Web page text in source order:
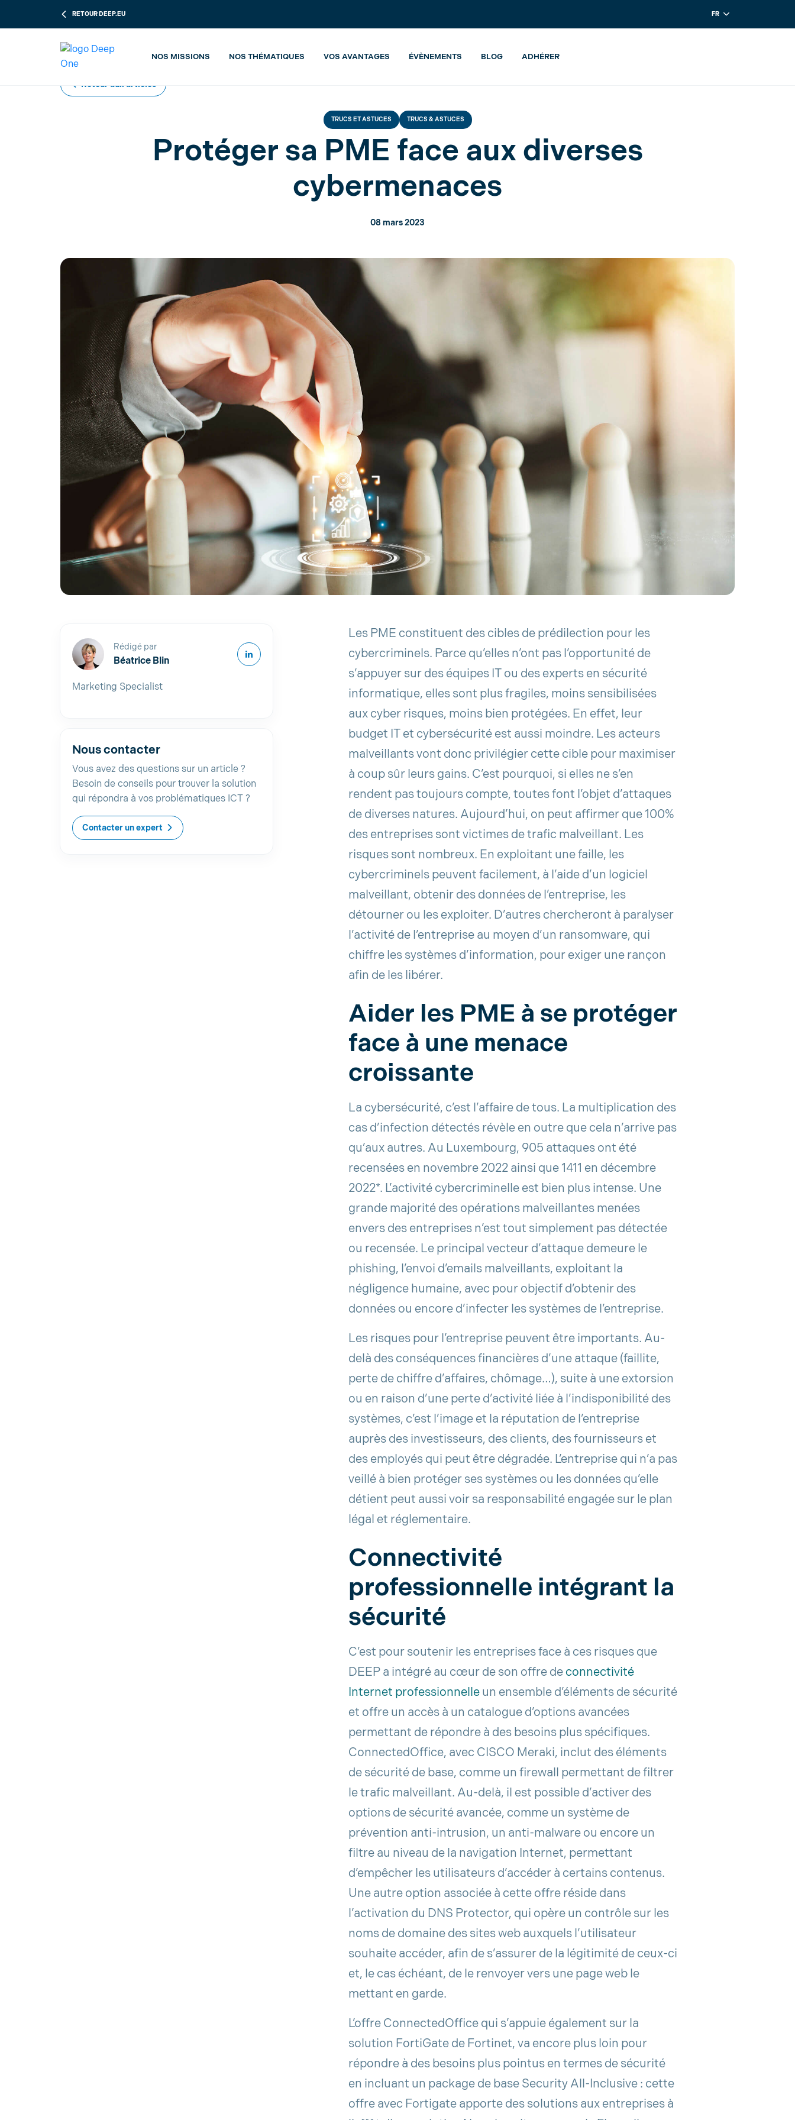
RETOUR DEEP.EU FR
NOS MISSIONS NOS THÉMATIQUES VOS AVANTAGES ÉVÈNEMENTS BLOG ADHÉRER
Accueil
Retour aux articles
TRUCS ET ASTUCES TRUCS & ASTUCES
Protéger sa PME face aux diverses
cybermenaces
08 mars 2023
Les PME constituent des cibles de prédilection pour les
cybercriminels. Parce qu’elles n’ont pas l’opportunité de
s’appuyer sur des équipes IT ou des experts en sécurité
informatique, elles sont plus fragiles, moins sensibilisées
aux cyber risques, moins bien protégées. En effet, leur
budget IT et cybersécurité est aussi moindre. Les acteurs
malveillants vont donc privilégier cette cible pour maximiser
à coup sûr leurs gains. C’est pourquoi, si elles ne s’en
rendent pas toujours compte, toutes font l’objet d’attaques
de diverses natures. Aujourd’hui, on peut affirmer que 100%
des entreprises sont victimes de trafic malveillant. Les
risques sont nombreux. En exploitant une faille, les
cybercriminels peuvent facilement, à l’aide d’un logiciel
malveillant, obtenir des données de l’entreprise, les
détourner ou les exploiter. D’autres chercheront à paralyser
l’activité de l’entreprise au moyen d’un ransomware, qui
chiffre les systèmes d’information, pour exiger une rançon
afin de les libérer.
Aider les PME à se protéger
face à une menace
croissante
La cybersécurité, c’est l’affaire de tous. La multiplication des
cas d’infection détectés révèle en outre que cela n’arrive pas
qu’aux autres. Au Luxembourg, 905 attaques ont été
recensées en novembre 2022 ainsi que 1411 en décembre
2022*. L’activité cybercriminelle est bien plus intense. Une
grande majorité des opérations malveillantes menées
envers des entreprises n’est tout simplement pas détectée
ou recensée. Le principal vecteur d’attaque demeure le
phishing, l’envoi d’emails malveillants, exploitant la
négligence humaine, avec pour objectif d’obtenir des
données ou encore d’infecter les systèmes de l’entreprise.
Les risques pour l’entreprise peuvent être importants. Au-
delà des conséquences financières d’une attaque (faillite,
perte de chiffre d’affaires, chômage…), suite à une extorsion
ou en raison d’une perte d’activité liée à l’indisponibilité des
systèmes, c’est l’image et la réputation de l’entreprise
auprès des investisseurs, des clients, des fournisseurs et
des employés qui peut être dégradée. L’entreprise qui n’a pas
veillé à bien protéger ses systèmes ou les données qu’elle
détient peut aussi voir sa responsabilité engagée sur le plan
légal et réglementaire.
Connectivité
professionnelle intégrant la
sécurité
C’est pour soutenir les entreprises face à ces risques que
DEEP a intégré au cœur de son offre de connectivité
Internet professionnelle un ensemble d’éléments de sécurité
et offre un accès à un catalogue d’options avancées
permettant de répondre à des besoins plus spécifiques.
ConnectedOffice, avec CISCO Meraki, inclut des éléments
de sécurité de base, comme un firewall permettant de filtrer
le trafic malveillant. Au-delà, il est possible d’activer des
options de sécurité avancée, comme un système de
prévention anti-intrusion, un anti-malware ou encore un
filtre au niveau de la navigation Internet, permettant
d’empêcher les utilisateurs d’accéder à certains contenus.
Une autre option associée à cette offre réside dans
l’activation du DNS Protector, qui opère un contrôle sur les
noms de domaine des sites web auxquels l’utilisateur
souhaite accéder, afin de s’assurer de la légitimité de ceux-ci
et, le cas échéant, de le renvoyer vers une page web le
mettant en garde.
L’offre ConnectedOffice qui s’appuie également sur la
solution FortiGate de Fortinet, va encore plus loin pour
répondre à des besoins plus pointus en termes de sécurité
en incluant un package de base Security All-Inclusive : cette
offre avec Fortigate apporte des solutions aux entreprises à
Rédigé par
Béatrice Blin
Marketing Specialist
Nous contacter
Vous avez des questions sur un article ?
Besoin de conseils pour trouver la solution
qui répondra à vos problématiques ICT ?
Contacter un expert